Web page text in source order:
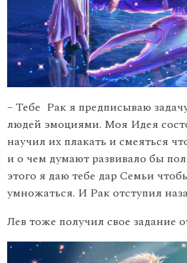
– Тебе Рак я предписываю
людей эмоциями. Моя Идея
научил их плакать и смеяться
и о чем думают развивало бы
этого я даю тебе дар Семьи
умножаться. И Рак отступил
Лев тоже получил свое задание